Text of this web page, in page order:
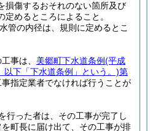
損傷するおそれのない箇所及び
めるところによること。
管の内径は、規則に定めるとこ
事は、 美郷町下水道条例(平成
以下「下水道条例」という。)第
指定業者でなければ行うことが
行った者は、その工事が完了し
町長に届け出て、その工事が排